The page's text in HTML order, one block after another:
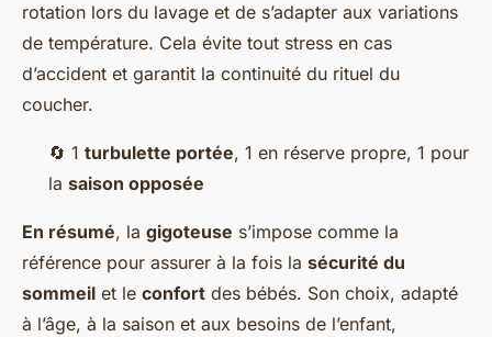
rotation lors du lavage et de s’adapter aux variations
de température. Cela évite tout stress en cas
d’accident et garantit la continuité du rituel du
coucher.
🔄 1 turbulette portée, 1 en réserve propre, 1 pour
la saison opposée
En résumé, la gigoteuse s’impose comme la
référence pour assurer à la fois la sécurité du
sommeil et le confort des bébés. Son choix, adapté
à l’âge, à la saison et aux besoins de l’enfant,